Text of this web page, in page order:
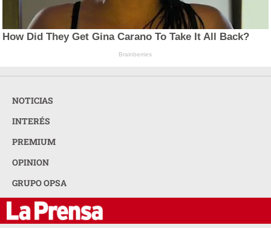
How Did They Get Gina Carano To Take It All Back?
Brainberries
NOTICIAS
INTERÉS
PREMIUM
OPINION
GRUPO OPSA